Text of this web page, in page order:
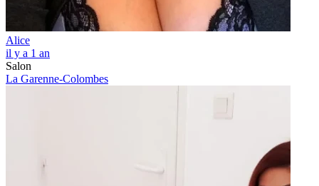
Alice
il y a 1 an
Salon
La Garenne-Colombes